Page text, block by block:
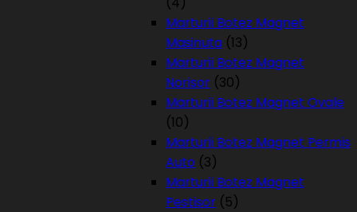
Marturii Botez Magnet
Masinuta (13)
Marturii Botez Magnet
Norisor (30)
Marturii Botez Magnet Ovale
(10)
Marturii Botez Magnet Permis
Auto (3)
Marturii Botez Magnet
Pestisor (5)